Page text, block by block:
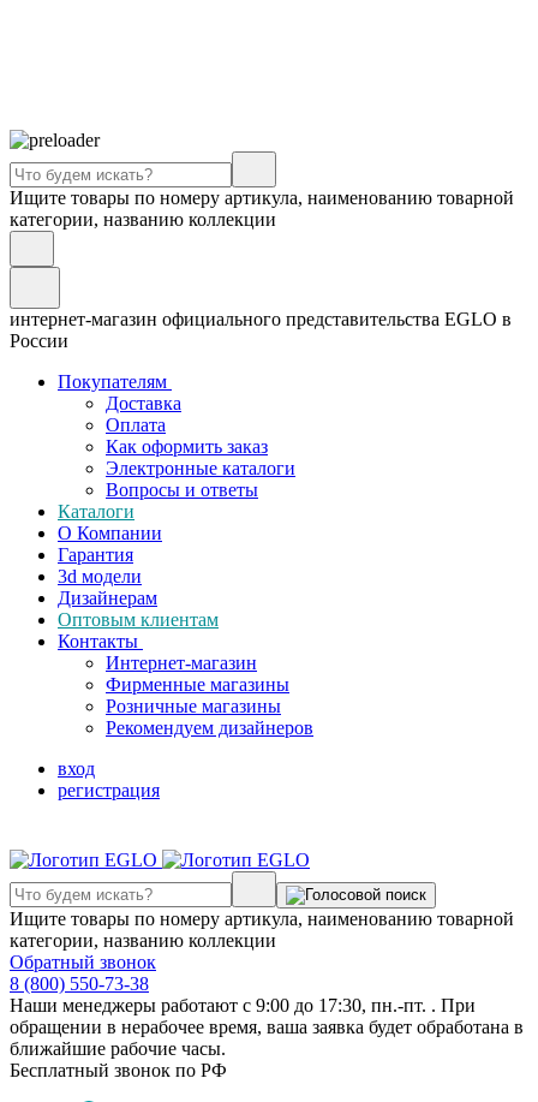
Ищите товары по номеру артикула, наименованию товарной
категории, названию коллекции
интернет-магазин официального представительства EGLO в
России
Покупателям
Доставка
Оплата
Как оформить заказ
Электронные каталоги
Вопросы и ответы
Каталоги
О Компании
Гарантия
3d модели
Дизайнерам
Оптовым клиентам
Контакты
Интернет-магазин
Фирменные магазины
Розничные магазины
Рекомендуем дизайнеров
вход
регистрация
Ищите товары по номеру артикула, наименованию товарной
категории, названию коллекции
Обратный звонок
8 (800) 550-73-38
Наши менеджеры работают с 9:00 до 17:30, пн.-пт. . При
обращении в нерабочее время, ваша заявка будет обработана в
ближайшие рабочие часы.
Бесплатный звонок по РФ